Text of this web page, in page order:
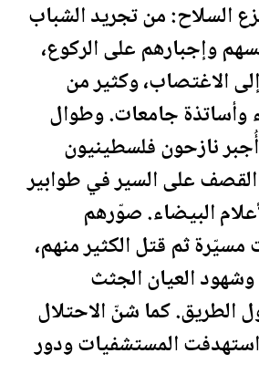
السلاح: من تجريد الشباب
وإجبارهم على الركوع،
الاغتصاب، وكثير من
وأساتذة جامعات. وطوال
نازحونفلسطينيون
القصف على السير في طوابير
البيضاء. صوّرهم
مسيّرة ثم قتل الكثير منهم،
العيان الجثث
الطريق. كما شنّ الاحتلال
المستشفيات ودور